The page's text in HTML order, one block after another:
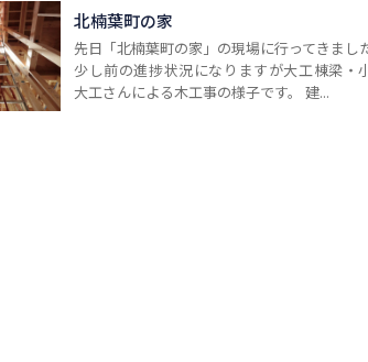
北楠葉町の家
先日「北楠葉町の家」の現場に行ってきました
少し前の進捗状況になりますが大工棟梁・
大工さんによる木工事の様子です。 建...